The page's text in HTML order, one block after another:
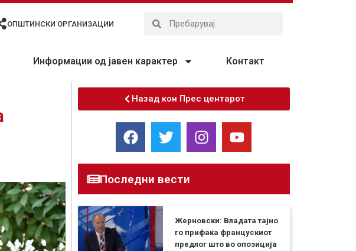
ОПШТИНСКИ ОРГАНИЗАЦИИ
Информации од јавен карактер Контакт
Назад кон Прес центарот
Последни вести
Жерновски: Владата тајно
го прифаќа францускиот
предлог што во опозиција